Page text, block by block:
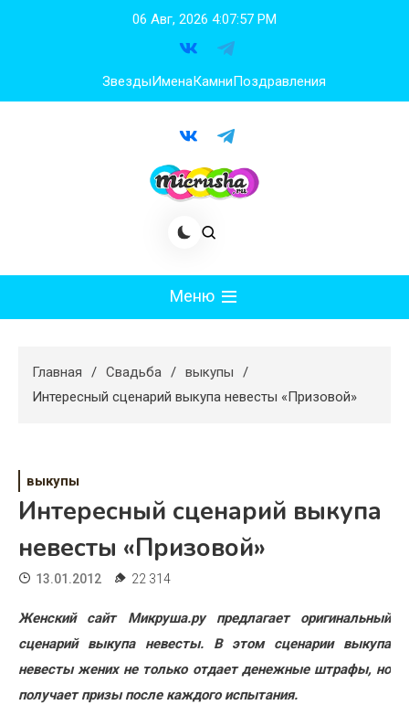
06 Авг, 2026 4:07:58 PM
ЗвездыИменаКамниПоздравления
Меню
Худеем
Свадьба
Жизнь
Хобби
Красота
Недвижимость
Главная Свадьба
выкупы
Интересный сценарий выкупа невесты «Призовой»
выкупы
Интересный сценарий выкупа
невесты «Призовой»
13.01.2012 22 314
Женский сайт Микруша.ру предлагает оригинальный
сценарий выкупа невесты. В этом сценарии выкупа
невесты жених не только отдает денежные штрафы, но
получает призы после каждого испытания.